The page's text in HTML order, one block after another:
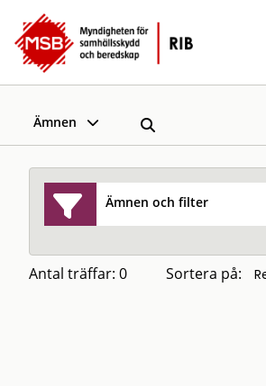
Ämnen
Ämnen och filter
Antal träffar: 0 Sortera på: